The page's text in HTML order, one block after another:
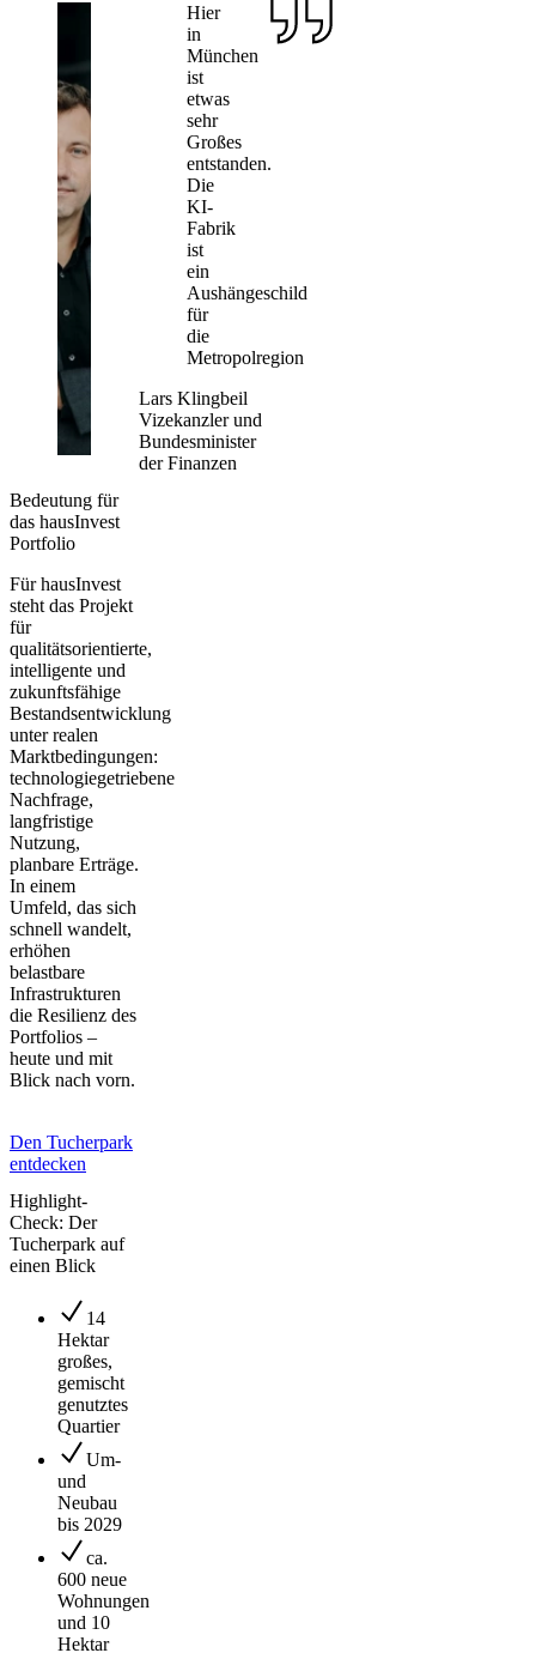
Hier
in
München
ist
etwas
sehr
Großes
entstanden.
Die
KI-
Fabrik
ist
ein
Aushängeschild
für
die
Metropolregion
Lars Klingbeil
Vizekanzler und
Bundesminister
der Finanzen
Bedeutung für
das hausInvest
Portfolio
Für hausInvest
steht das Projekt
für
qualitätsorientierte,
intelligente und
zukunftsfähige
Bestandsentwicklung
unter realen
Marktbedingungen:
technologiegetriebene
Nachfrage,
langfristige
Nutzung,
planbare Erträge.
In einem
Umfeld, das sich
schnell wandelt,
erhöhen
belastbare
Infrastrukturen
die Resilienz des
Portfolios –
heute und mit
Blick nach vorn.
Den Tucherpark
entdecken
Highlight-
Check: Der
Tucherpark auf
einen Blick
14
Hektar
großes,
gemischt
genutztes
Quartier
Um-
und
Neubau
bis 2029
ca.
600 neue
Wohnungen
und 10
Hektar